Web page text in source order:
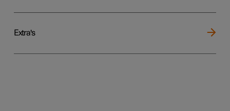
Extra's